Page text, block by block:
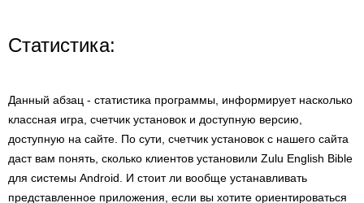
Статистика:
Данный абзац - статистика программы, информирует насколько
классная игра, счетчик установок и доступную версию,
доступную на сайте. По сути, счетчик установок с нашего сайта
даст вам понять, сколько клиентов установили Zulu English Bible
для системы Android. И стоит ли вообще устанавливать
представленное приложения, если вы хотите ориентироваться